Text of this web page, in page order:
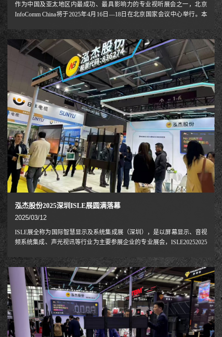
作为中国及亚太地区内最成功、最具影响力的专业视听展会之一，北京
InfoComm China将于2025年4月16日—18日在北京国家会议中心举行。本
业视听与AI融合在各行业的创新应用及领先技术，让“AI无处不在”。NB
泓杰股份作为国内视听配件领域带头人之一，携多个重磅解决方案亮相，
为参展观众呈现了一场科技与智慧交融的视听盛宴。参展工作人员合照
RGB多彩电竞支架G系列：开启炫彩游戏体验在展会现场，NB泓杰股份首
次公开亮相的G系列RGB多彩电竞
泓杰股份2025深圳ISLE展圆满落幕
2025/03/12
ISLE展全称为国际智慧显示及系统集成展（深圳），是以屏幕显示、音视
频系统集成、声光视讯等行业为主要参展企业的专业展会，ISLE20252025
2025 will cover multiple professional fields such as display technology and
equipment, LED industry chain products, audio and video integration, a